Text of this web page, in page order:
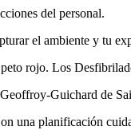
del personal.
el ambiente y tu
rojo. Los
Guichard de
una planificación